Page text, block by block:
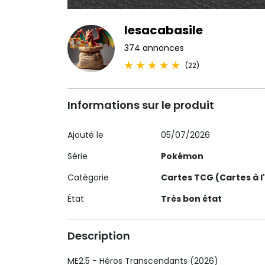
lesacabasile
374 annonces
(22)
Informations sur le produit
Ajouté le
05/07/2026
Série
Pokémon
Catégorie
Cartes TCG (Cartes à
État
Très bon état
Description
ME2.5 - Héros Transcendants (2026)